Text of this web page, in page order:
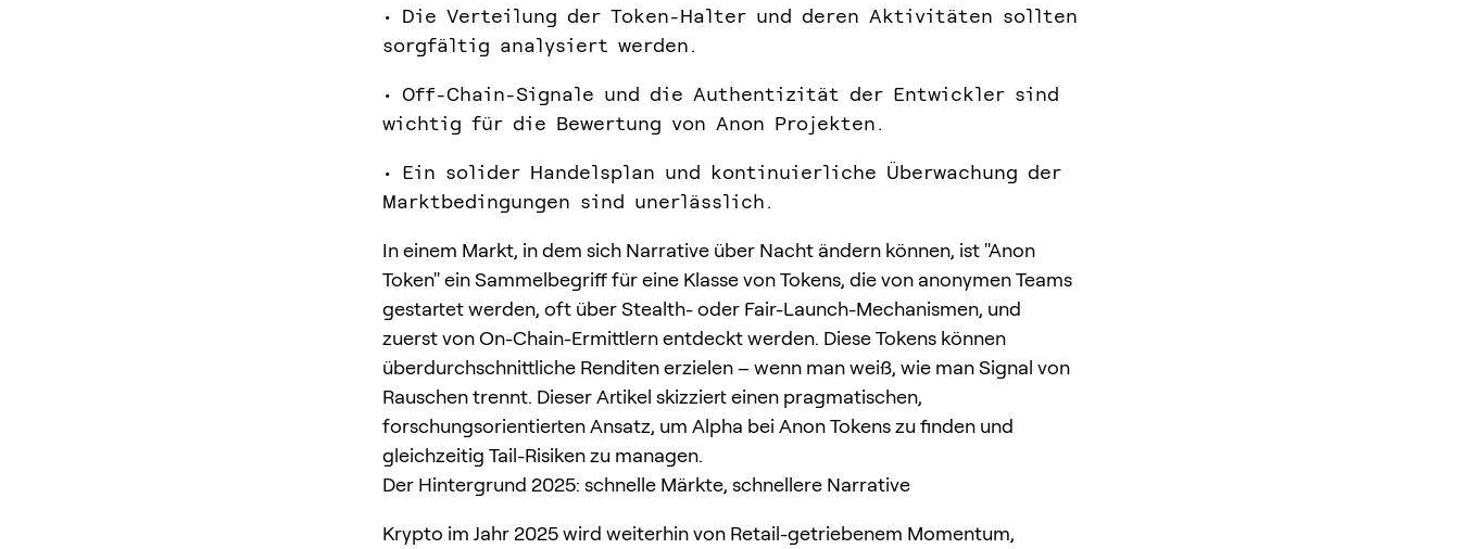
• Die Verteilung der Token-Halter und deren Aktivitäten sollten
sorgfältig analysiert werden.
• Off-Chain-Signale und die Authentizität der Entwickler sind
wichtig für die Bewertung von Anon Projekten.
• Ein solider Handelsplan und kontinuierliche Überwachung der
Marktbedingungen sind unerlässlich.
In einem Markt, in dem sich Narrative über Nacht ändern können, ist "Anon
Token" ein Sammelbegriff für eine Klasse von Tokens, die von anonymen Teams
gestartet werden, oft über Stealth- oder Fair-Launch-Mechanismen, und
zuerst von On-Chain-Ermittlern entdeckt werden. Diese Tokens können
überdurchschnittliche Renditen erzielen – wenn man weiß, wie man Signal von
Rauschen trennt. Dieser Artikel skizziert einen pragmatischen,
forschungsorientierten Ansatz, um Alpha bei Anon Tokens zu finden und
gleichzeitig Tail-Risiken zu managen.
Der Hintergrund 2025: schnelle Märkte, schnellere Narrative
Krypto im Jahr 2025 wird weiterhin von Retail-getriebenem Momentum,